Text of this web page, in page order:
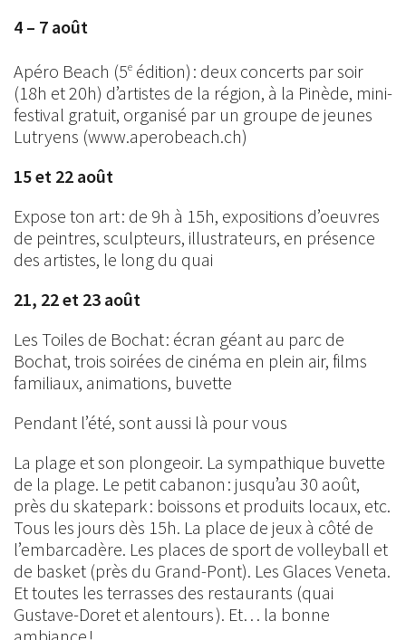
4 – 7 août
Apéro Beach (5e édition) : deux concerts par soir
(18h et 20h) d’artistes de la région, à la Pinède, mini-
festival gratuit, organisé par un groupe de jeunes
Lutryens (www.aperobeach.ch)
15 et 22 août
Expose ton art : de 9h à 15h, expositions d’oeuvres
de peintres, sculpteurs, illustrateurs, en présence
des artistes, le long du quai
21, 22 et 23 août
Les Toiles de Bochat : écran géant au parc de
Bochat, trois soirées de cinéma en plein air, films
familiaux, animations, buvette
Pendant l’été, sont aussi là pour vous
La plage et son plongeoir. La sympathique buvette
de la plage. Le petit cabanon : jusqu’au 30 août,
près du skatepark : boissons et produits locaux, etc.
Tous les jours dès 15h. La place de jeux à côté de
l’embarcadère. Les places de sport de volleyball et
de basket (près du Grand-Pont). Les Glaces Veneta.
Et toutes les terrasses des restaurants (quai
Gustave-Doret et alentours ). Et… la bonne